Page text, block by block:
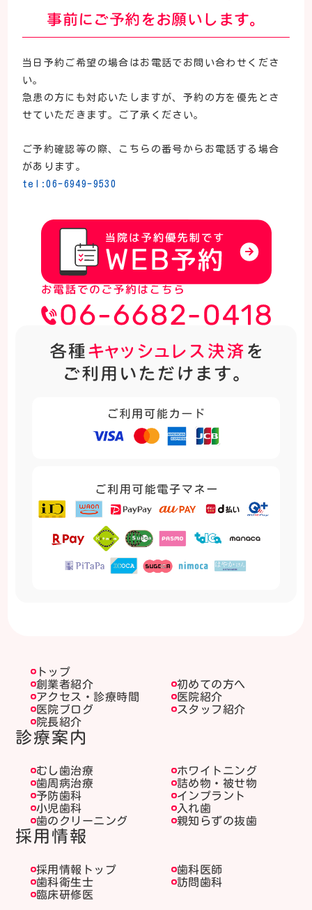
事前にご予約をお願いします。
当日予約ご希望の場合はお電話でお問い合わせくださ
い。
急患の方にも対応いたしますが、予約の方を優先とさ
せていただきます。ご了承ください。
ご予約確認等の際、こちらの番号からお電話する場合
があります。
tel:06-6949-9530
トップ
創業者紹介 初めての方へ
アクセス・診療時間 医院紹介
医院ブログ スタッフ紹介
院長紹介
診療案内
むし歯治療 ホワイトニング
歯周病治療 詰め物・被せ物
予防歯科 インプラント
小児歯科 入れ歯
歯のクリーニング 親知らずの抜歯
採用情報
採用情報トップ 歯科医師
歯科衛生士 訪問歯科
臨床研修医